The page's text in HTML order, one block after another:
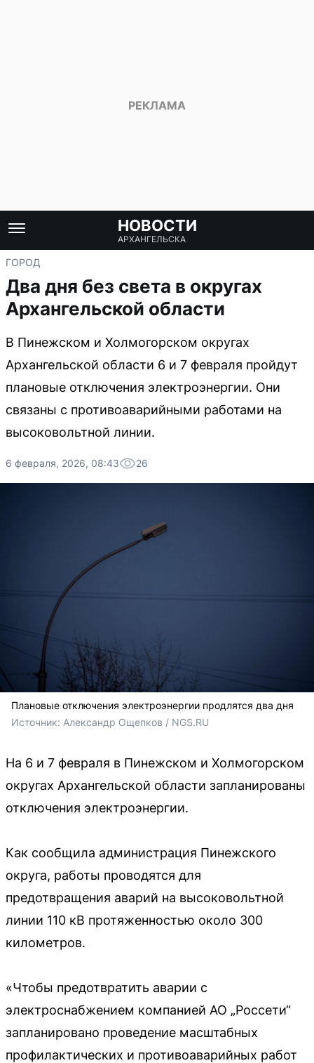
НОВОСТИ
АРХАНГЕЛЬСКА
ГОРОД
Два дня без света в округах
Архангельской области
В Пинежском и Холмогорском округах
Архангельской области 6 и 7 февраля пройдут
плановые отключения электроэнергии. Они
связаны с противоаварийными работами на
высоковольтной линии.
6 февраля, 2026, 08:43 26
Плановые отключения электроэнергии продлятся два дня
Источник: Александр Ощепков / NGS.RU
На 6 и 7 февраля в Пинежском и Холмогорском
округах Архангельской области запланированы
отключения электроэнергии.
Как сообщила администрация Пинежского
округа, работы проводятся для
предотвращения аварий на высоковольтной
линии 110 кВ протяженностью около 300
километров.
«Чтобы предотвратить аварии с
электроснабжением компанией АО „Россети“
запланировано проведение масштабных
профилактических и противоаварийных работ